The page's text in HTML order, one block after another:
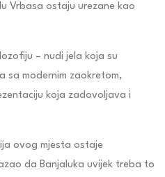
Vrbasa ostaju urezane kao
– nudi jela koja su
sa modernim zaokretom,
koja zadovoljava i
ovog mjesta ostaje
da Banjaluka uvijek treba to